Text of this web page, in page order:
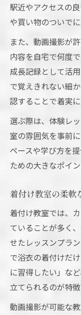
駅近やアクセスの
や買い物のついで
また、動画撮影が
内容を自宅で何度
成長記録として活
で覚えきれない細
認することで着実
選ぶ際は、体験レ
室の雰囲気を事前
ペースや学び方を
ための大きなポイン
着付け教室の柔軟
着付け教室では、
ていることが多く
せたレッスンプラ
で浴衣の着付けだ
に習得したい」な
立てられるのが特徴
動画撮影が可能な